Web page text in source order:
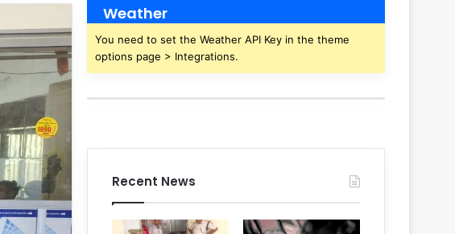
Weather
You need to set the Weather API Key in the theme
options page > Integrations.
Recent News